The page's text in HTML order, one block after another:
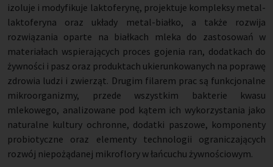
izoluje i modyfikuje laktoferynę, projektuje kompleksy metal-
laktoferyna oraz układy metal-białko, a także rozwija
rozwiązania oparte na białkach mleka do zastosowań w
materiałach wspierających proces gojenia ran, dodatkach do
żywności i pasz oraz produktach ukierunkowanych na poprawę
zdrowia ludzi i zwierząt. Drugim filarem prac są funkcjonalne
mikroorganizmy, przede wszystkim bakterie kwasu
mlekowego, analizowane pod kątem ich wykorzystania jako
naturalne kultury ochronne, dodatki paszowe, komponenty
probiotyczne oraz elementy technologii ograniczających
rozwój niepożądanej mikroflory w łańcuchu żywnościowym.